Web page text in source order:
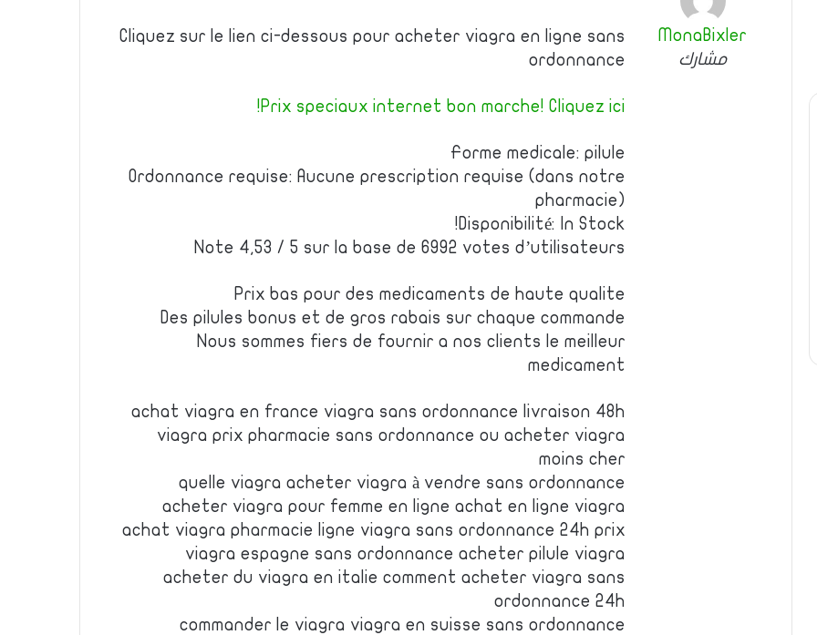
MonaBixler
مشارك
Cliquez sur le lien ci-dessous pour acheter viagra en ligne sans
ordonnance
Prix speciaux internet bon marche! Cliquez ici!
Forme medicale: pilule
Ordonnance requise: Aucune prescription requise (dans notre
pharmacie)
Disponibilité: In Stock!
Note 4,53 / 5 sur la base de 6992 votes d’utilisateurs
Prix bas pour des medicaments de haute qualite
Des pilules bonus et de gros rabais sur chaque commande
Nous sommes fiers de fournir a nos clients le meilleur
medicament
achat viagra en france viagra sans ordonnance livraison 48h
viagra prix pharmacie sans ordonnance ou acheter viagra
moins cher
quelle viagra acheter viagra à vendre sans ordonnance
acheter viagra pour femme en ligne achat en ligne viagra
achat viagra pharmacie ligne viagra sans ordonnance 24h prix
viagra espagne sans ordonnance acheter pilule viagra
acheter du viagra en italie comment acheter viagra sans
ordonnance 24h
commander le viagra viagra en suisse sans ordonnance